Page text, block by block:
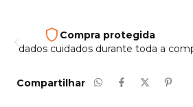
Compra
Seus dados cuidados durante
Compartilhar